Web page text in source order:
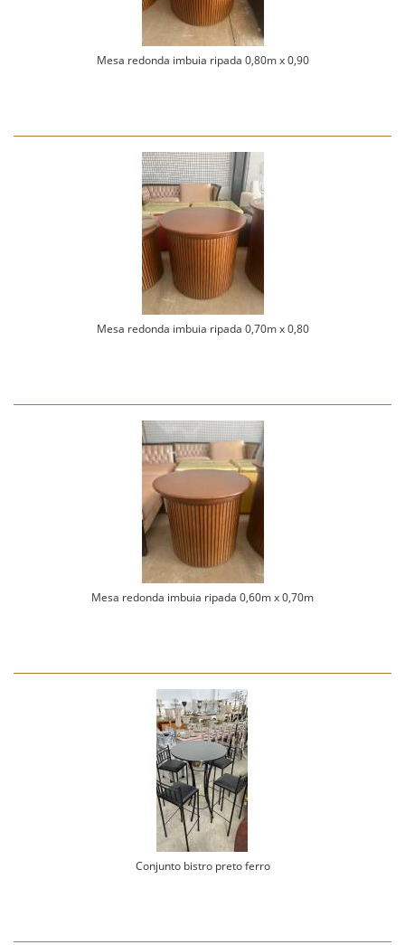
Mesa redonda imbuia ripada 0,80m x 0,90
Mesa redonda imbuia ripada 0,70m x 0,80
Mesa redonda imbuia ripada 0,60m x 0,70m
Conjunto bistro preto ferro